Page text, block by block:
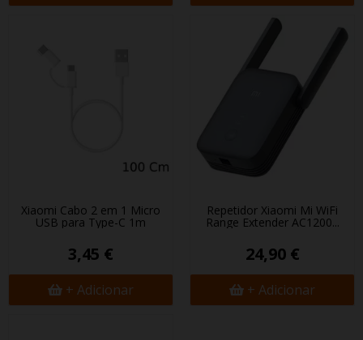
Xiaomi Cabo 2 em 1 Micro
USB para Type-C 1m
3,45 €
+ Adicionar
Repetidor Xiaomi Mi WiFi
Range Extender AC1200...
24,90 €
+ Adicionar